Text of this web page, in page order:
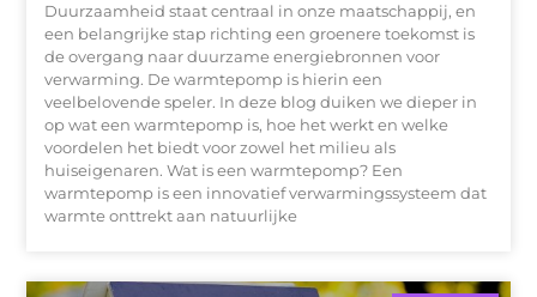
Duurzaamheid staat centraal in onze maatschappij, en
een belangrijke stap richting een groenere toekomst is
de overgang naar duurzame energiebronnen voor
verwarming. De warmtepomp is hierin een
veelbelovende speler. In deze blog duiken we dieper in
op wat een warmtepomp is, hoe het werkt en welke
voordelen het biedt voor zowel het milieu als
huiseigenaren. Wat is een warmtepomp? Een
warmtepomp is een innovatief verwarmingssysteem dat
warmte onttrekt aan natuurlijke